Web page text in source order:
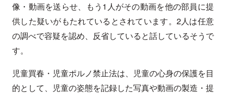
像・動画を送らせ、もう1人がその動画を他の部員に提
供した疑いがもたれているとされています。2人は任意
の調べで容疑を認め、反省していると話しているそうで
す。
児童買春・児童ポルノ禁止法は、児童の心身の保護を目
的として、児童の姿態を記録した写真や動画の製造・提